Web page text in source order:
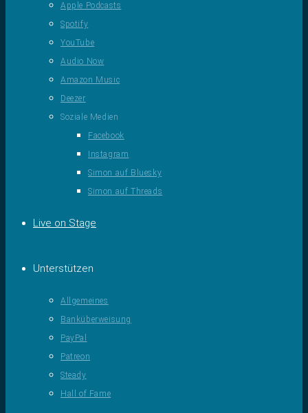
Apple Podcasts
Spotify
YouTube
Audio Now
Amazon Music
Deezer
Soziale Medien
Facebook
Instagram
Simon auf Bluesky
Simon auf Threads
Live on Stage
Unterstützen
Allgemeines
Banküberweisung
PayPal
Patreon
Steady
Hall of Fame